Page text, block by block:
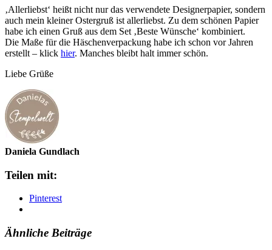
‚Allerliebst‘ heißt nicht nur das verwendete Designerpapier, sondern
auch mein kleiner Ostergruß ist allerliebst. Zu dem schönen Papier
habe ich einen Gruß aus dem Set ‚Beste Wünsche‘ kombiniert.
Die Maße für die Häschenverpackung habe ich schon vor Jahren
erstellt – klick hier. Manches bleibt halt immer schön.
Liebe Grüße
Daniela Gundlach
Teilen mit:
Pinterest
Ähnliche Beiträge